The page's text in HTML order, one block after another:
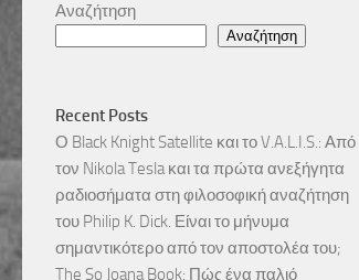
Αναζήτηση
Αναζήτηση
Recent Posts
Ο Black Knight Satellite και το V.A.L.I.S.: Από
τον Nikola Tesla και τα πρώτα ανεξήγητα
ραδιοσήματα στη φιλοσοφική αναζήτηση
του Philip K. Dick. Είναι το μήνυμα
σημαντικότερο από τον αποστολέα του;
The So Joana Book: Πώς ένα παλιό